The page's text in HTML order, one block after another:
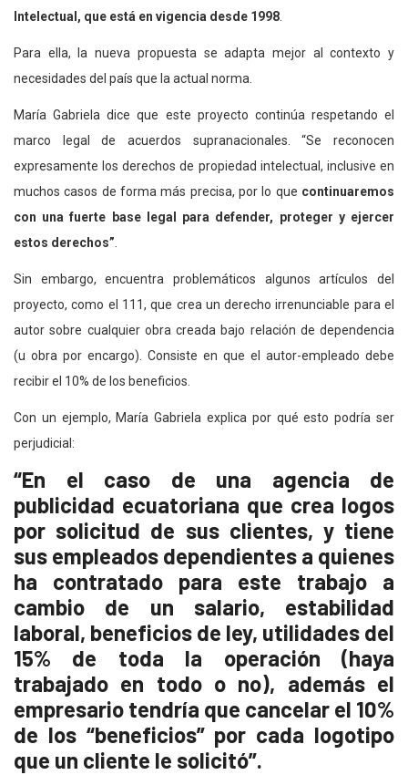
Intelectual, que está en vigencia desde 1998.
Para ella, la nueva propuesta se adapta mejor al contexto y
necesidades del país que la actual norma.
María Gabriela dice que este proyecto continúa respetando el
marco legal de acuerdos supranacionales. “Se reconocen
expresamente los derechos de propiedad intelectual, inclusive en
muchos casos de forma más precisa, por lo que continuaremos
con una fuerte base legal para defender, proteger y ejercer
estos derechos”.
Sin embargo, encuentra problemáticos algunos artículos del
proyecto, como el 111, que crea un derecho irrenunciable para el
autor sobre cualquier obra creada bajo relación de dependencia
(u obra por encargo). Consiste en que el autor-empleado debe
recibir el 10% de los beneficios.
Con un ejemplo, María Gabriela explica por qué esto podría ser
perjudicial:
“En el caso de una agencia de
publicidad ecuatoriana que crea logos
por solicitud de sus clientes, y tiene
sus empleados dependientes a quienes
ha contratado para este trabajo a
cambio de un salario, estabilidad
laboral, beneficios de ley, utilidades del
15% de toda la operación (haya
trabajado en todo o no), además el
empresario tendría que cancelar el 10%
de los “beneficios” por cada logotipo
que un cliente le solicitó”.